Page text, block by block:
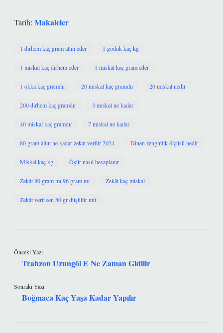
Tarih: Makaleler
1 dirhem kaç gram altın eder 1 gödük kaç kg
1 miskal kaç dirhem eder 1 miskal kaç gram eder
1 okka kaç gramdır 20 miskal kaç gramdır 20 miskal nedir
200 dirhem kaç gramdır 3 miskal ne kadar
40 miskal kaç gramdır 7 miskal ne kadar
80 gram altın ne kadar zekat verilir 2024 Dinen zenginlik ölçüsü nedir
Miskal kaç kg Öşür nasıl hesaplanır
Zekât 80 gram mı 96 gram mı Zekât kaç miskal
Zekât verirken 80 gr düşülür mü
Önceki Yazı
Trabzon Uzungöl E Ne Zaman Gidilir
Sonraki Yazı
Boğmaca Kaç Yaşa Kadar Yapılır